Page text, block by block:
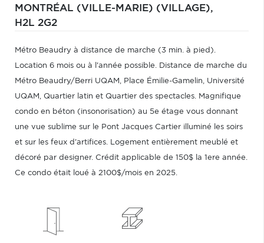
MONTRÉAL (VILLE-MARIE) (VILLAGE),
H2L 2G2
Métro Beaudry à distance de marche (3 min. à pied).
Location 6 mois ou à l'année possible. Distance de marche du
Métro Beaudry/Berri UQAM, Place Émilie-Gamelin, Université
UQAM, Quartier latin et Quartier des spectacles. Magnifique
condo en béton (insonorisation) au 5e étage vous donnant
une vue sublime sur le Pont Jacques Cartier illuminé les soirs
et sur les feux d'artifices. Logement entièrement meublé et
décoré par designer. Crédit applicable de 150$ la 1ere année.
Ce condo était loué à 2100$/mois en 2025.